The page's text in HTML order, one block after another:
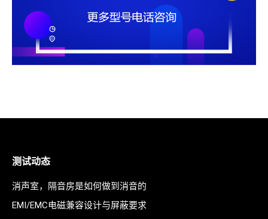
测试动态
消声室，隔音房是如何做到消音的
EMI/EMC电磁兼容设计与屏蔽要求